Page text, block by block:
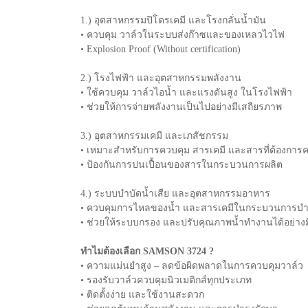
1.) อุตสาหกรรมปิโตรเคมี และโรงกลั่นน้ำมัน
• ควบคุม วาล์วในระบบส่งก๊าซและของเหลวไวไฟ
• Explosion Proof (Without certification)
2.) โรงไฟฟ้า และอุตสาหกรรมพลังงาน
• ใช้ควบคุม วาล์วไอน้ำ และแรงดันสูง ในโรงไฟฟ้า
• ช่วยให้การจ่ายพลังงานเป็นไปอย่างมีเสถียรภาพ
3.) อุตสาหกรรมเคมี และเภสัชกรรม
• เหมาะสำหรับการควบคุม สารเคมี และสารที่ต้องการ
• ป้องกันการปนเปื้อนของสารในกระบวนการผลิต
4.) ระบบบำบัดน้ำเสีย และอุตสาหกรรมอาหาร
• ควบคุมการไหลของน้ำ และสารเคมีในกระบวนการบ
• ช่วยให้ระบบกรอง และปรับคุณภาพน้ำทำงานได้อย่า
ทำไมต้องเลือก SAMSON 3724 ?
• ความแม่นยำสูง – ลดข้อผิดพลาดในการควบคุมวาล์ว
• รองรับวาล์วควบคุมนิวเมติกส์ทุกประเภท
• ติดตั้งง่าย และใช้งานสะดวก